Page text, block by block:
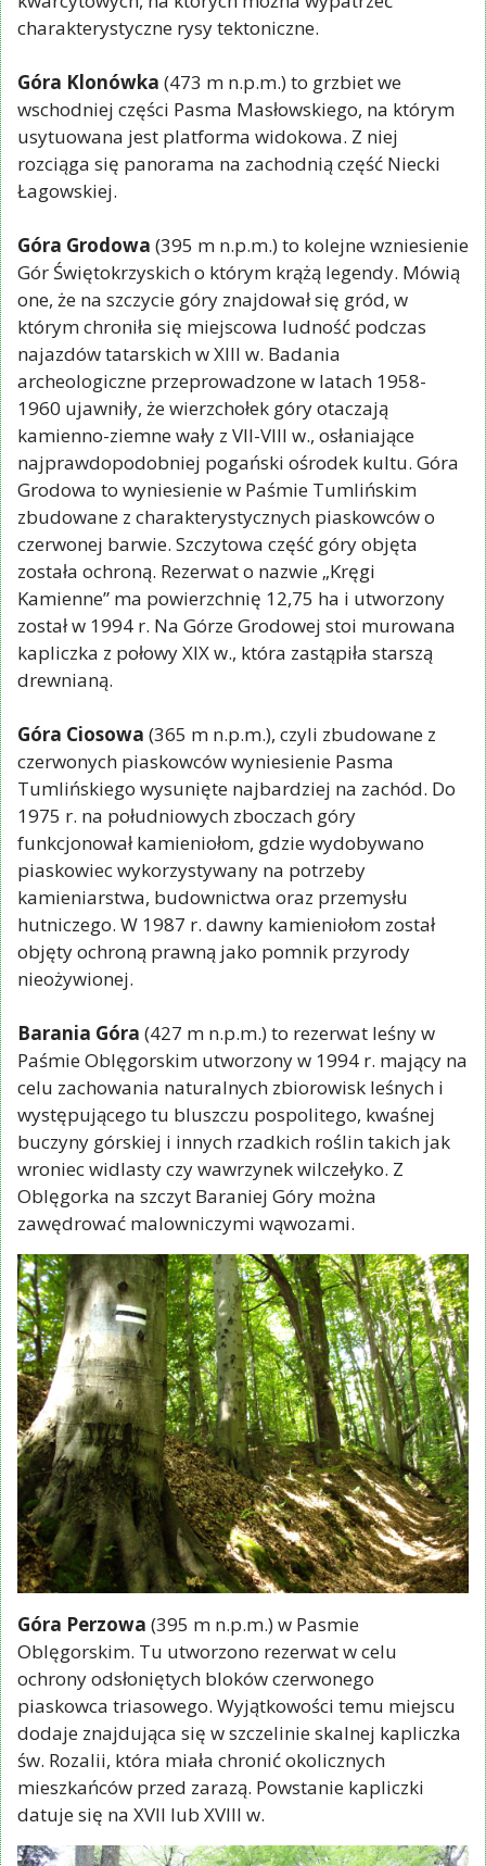
charakterystyczne rysy tektoniczne.
Góra Klonówka (473 m n.p.m.) to grzbiet we
wschodniej części Pasma Masłowskiego, na którym
usytuowana jest platforma widokowa. Z niej
rozciąga się panorama na zachodnią część Niecki
Łagowskiej.
Góra Grodowa (395 m n.p.m.) to kolejne wzniesienie
Gór Świętokrzyskich o którym krążą legendy. Mówią
one, że na szczycie góry znajdował się gród, w
którym chroniła się miejscowa ludność podczas
najazdów tatarskich w XIII w. Badania
archeologiczne przeprowadzone w latach 1958-
1960 ujawniły, że wierzchołek góry otaczają
kamienno-ziemne wały z VII-VIII w., osłaniające
najprawdopodobniej pogański ośrodek kultu. Góra
Grodowa to wyniesienie w Paśmie Tumlińskim
zbudowane z charakterystycznych piaskowców o
czerwonej barwie. Szczytowa część góry objęta
została ochroną. Rezerwat o nazwie „Kręgi
Kamienne” ma powierzchnię 12,75 ha i utworzony
został w 1994 r. Na Górze Grodowej stoi murowana
kapliczka z połowy XIX w., która zastąpiła starszą
drewnianą.
Góra Ciosowa (365 m n.p.m.), czyli zbudowane z
czerwonych piaskowców wyniesienie Pasma
Tumlińskiego wysunięte najbardziej na zachód. Do
1975 r. na południowych zboczach góry
funkcjonował kamieniołom, gdzie wydobywano
piaskowiec wykorzystywany na potrzeby
kamieniarstwa, budownictwa oraz przemysłu
hutniczego. W 1987 r. dawny kamieniołom został
objęty ochroną prawną jako pomnik przyrody
nieożywionej.
Barania Góra (427 m n.p.m.) to rezerwat leśny w
Paśmie Oblęgorskim utworzony w 1994 r. mający na
celu zachowania naturalnych zbiorowisk leśnych i
występującego tu bluszczu pospolitego, kwaśnej
buczyny górskiej i innych rzadkich roślin takich jak
wroniec widlasty czy wawrzynek wilczełyko. Z
Oblęgorka na szczyt Baraniej Góry można
zawędrować malowniczymi wąwozami.
Góra Perzowa (395 m n.p.m.) w Pasmie
Oblęgorskim. Tu utworzono rezerwat w celu
ochrony odsłoniętych bloków czerwonego
piaskowca triasowego. Wyjątkowości temu miejscu
dodaje znajdująca się w szczelinie skalnej kapliczka
św. Rozalii, która miała chronić okolicznych
mieszkańców przed zarazą. Powstanie kapliczki
datuje się na XVII lub XVIII w.